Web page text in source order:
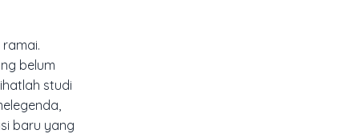
belum
studi
baru yang